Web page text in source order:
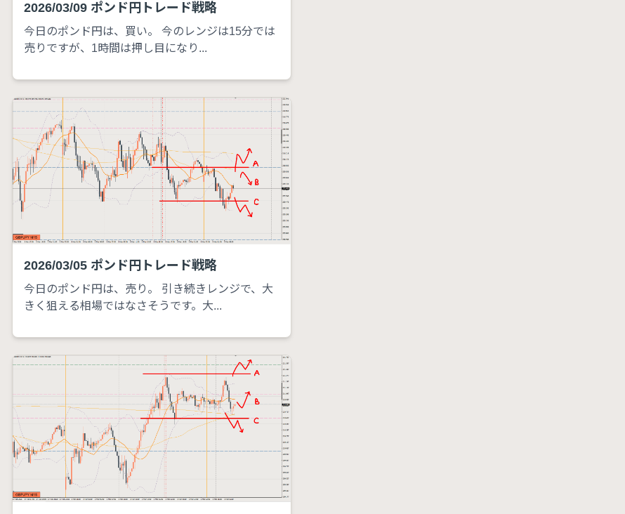
2026/03/09 ポンド円トレード戦略
今日のポンド円は、買い。 今のレンジは15分では
売りですが、1時間は押し目になり...
2026/03/05 ポンド円トレード戦略
今日のポンド円は、売り。 引き続きレンジで、大
きく狙える相場ではなさそうです。大...